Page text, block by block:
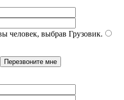
человек, выбрав Грузовик.